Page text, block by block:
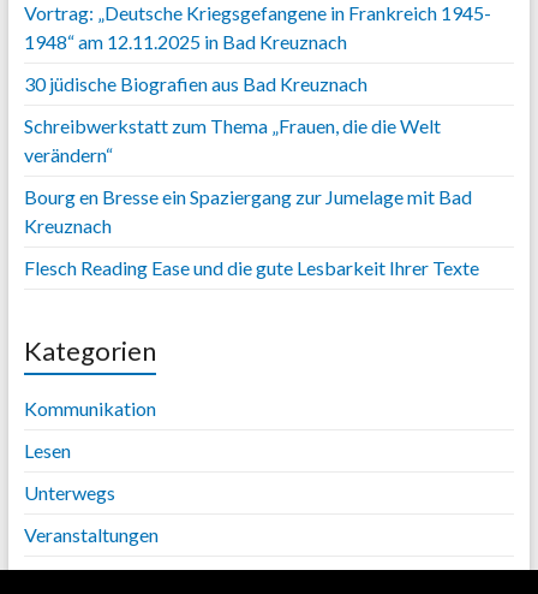
Vortrag: „Deutsche Kriegsgefangene in Frankreich 1945-
1948“ am 12.11.2025 in Bad Kreuznach
30 jüdische Biografien aus Bad Kreuznach
Schreibwerkstatt zum Thema „Frauen, die die Welt
verändern“
Bourg en Bresse ein Spaziergang zur Jumelage mit Bad
Kreuznach
Flesch Reading Ease und die gute Lesbarkeit Ihrer Texte
Kategorien
Kommunikation
Lesen
Unterwegs
Veranstaltungen